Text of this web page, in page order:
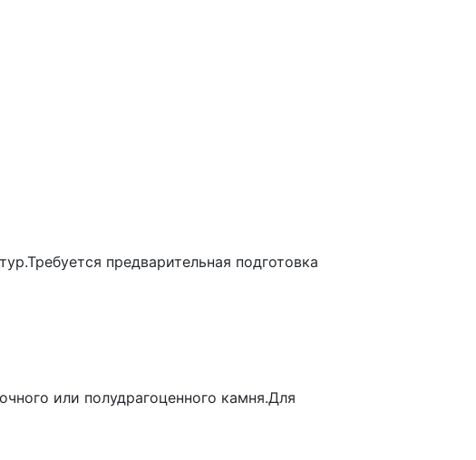
предварительная подготовка
или полудрагоценного камня.Для